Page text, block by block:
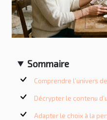
Sommaire
Comprendre l’univers
Décrypter le contenu
Adapter le choix à la